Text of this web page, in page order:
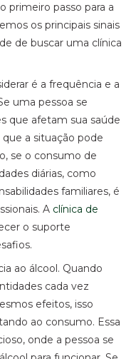
primeiro passo para a
os principais sinais
de buscar uma clínica
é a frequência e a
uma pessoa se
que afetam sua saúde
a situação pode
se o consumo de
diárias, como
familiares, é
A clínica de
o suporte
ao álcool. Quando
cada vez
efeitos, isso
ao consumo. Essa
onde a pessoa se